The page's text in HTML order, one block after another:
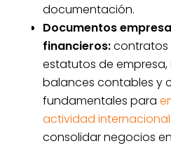
documentación.
Documentos
financieros:contratos
estatutos de empresa,
balances contables y
fundamentales para
actividad internacional
consolidar negocios